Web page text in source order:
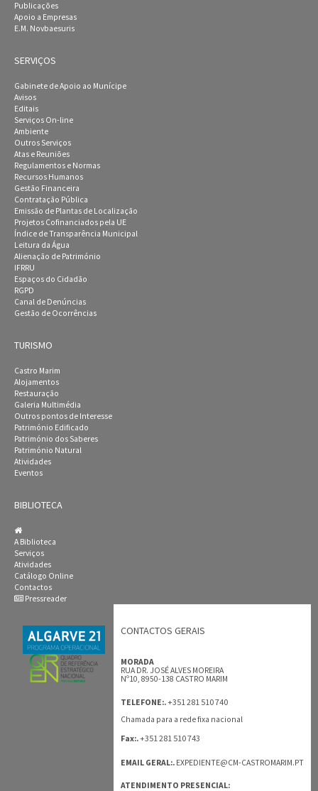
Publicações
Apoio a Empresas
E.M. Novbaesuris
SERVIÇOS
Gabinete de Apoio ao Munícipe
Avisos
Editais
Serviços On-line
Ambiente
Outros Serviços
Atas e Reuniões
Regulamentos e Normas
Recursos Humanos
Gestão Financeira
Contratação Pública
Emissão de Plantas de Localização
Projetos Cofinanciados pela UE
Índice de Transparência Municipal
Leitura da Água
Alienação de Património
IFRRU
Espaços do Cidadão
RGPD
Canal de Denúncias
Gestão de Ocorrências
TURISMO
Castro Marim
Alojamentos
Restauração
Galeria Multimédia
Outros pontos de Interesse
Património Edificado
Património dos Saberes
Património Natural
Atividades
Eventos
BIBLIOTECA
A Biblioteca
Serviços
Atividades
Catálogo Online
Contactos
Pressreader
CONTACTOS GERAIS
MORADA
RUA DR. JOSÉ ALVES MOREIRA
Nº10, 8950-138 CASTRO MARIM
TELEFONE:.+351 281 510 740
Chamada para a rede fixa nacional
Fax:.+351 281 510 743
EMAIL GERAL:. EXPEDIENTE@CM-CASTROMARIM.PT
ATENDIMENTO PRESENCIAL: